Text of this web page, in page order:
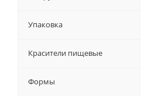
Упаковка
Красители пищевые
Формы